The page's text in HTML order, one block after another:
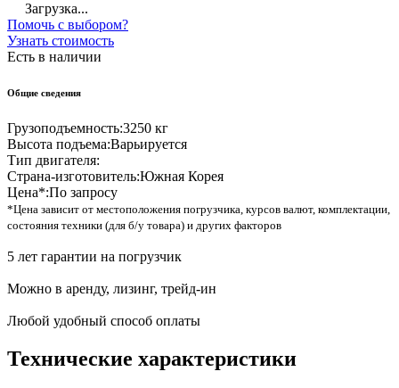
Загрузка...
Помочь с выбором?
Узнать стоимость
Есть в наличии
Общие сведения
Грузоподъемность:3250 кг
Высота подъема:Варьируется
Тип двигателя:
Страна-изготовитель:Южная Корея
Цена*:По запросу
*Цена зависит от местоположения погрузчика, курсов валют, комплектации,
состояния техники (для б/у товара) и других факторов
5 лет гарантии на погрузчик
Можно в аренду, лизинг, трейд-ин
Любой удобный способ оплаты
Технические характеристики